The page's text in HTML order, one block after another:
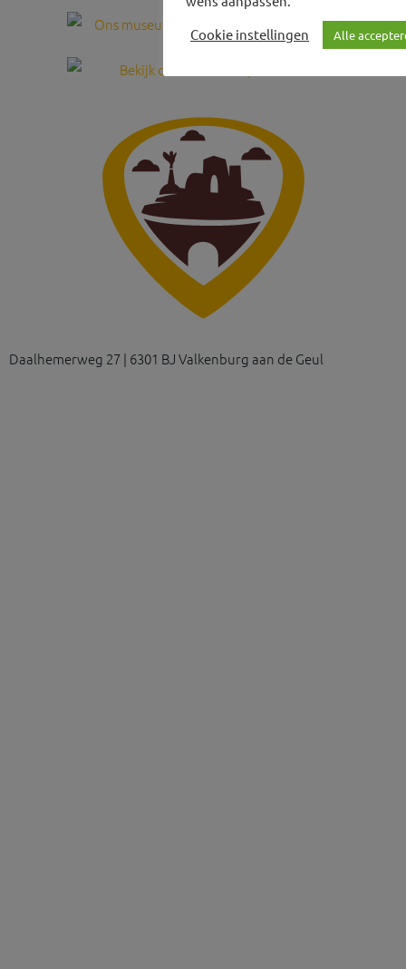
Daalhemerweg 27 | 6301 BJ Valkenburg aan de Geul
Cookie instellingen
Alle